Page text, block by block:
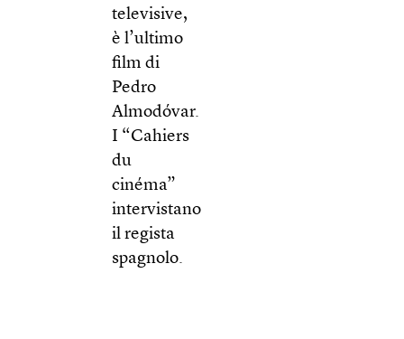
televisive,
è l’ultimo
film di
Pedro
Almodóvar.
I “Cahiers
du
cinéma”
intervistano
il regista
spagnolo.